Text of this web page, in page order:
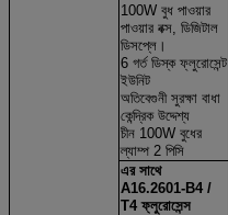
100W বুধ পাওয়ার
পাওয়ার বক্স, ডিজিটাল
ডিসপ্লে।
6 গর্ত ডিস্ক ফ্লুরোসেন্ট
ইউনিট
অতিবেগুনী সুরক্ষা বাধা
কেন্দ্রিক উদ্দেশ্য
চীন 100W বুধের
ল্যাম্প 2 পিসি
এর সাথে
A16.2601-B4 /
T4 ফ্লুরোসেন্স